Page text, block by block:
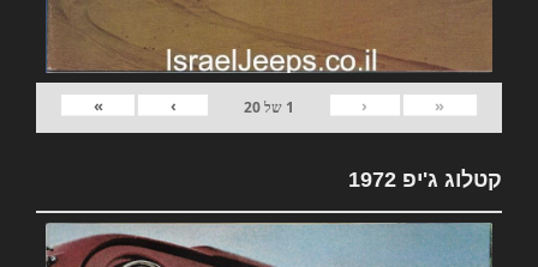
«
‹
1 של20
›
»
קטלוג ג'יפ 1972